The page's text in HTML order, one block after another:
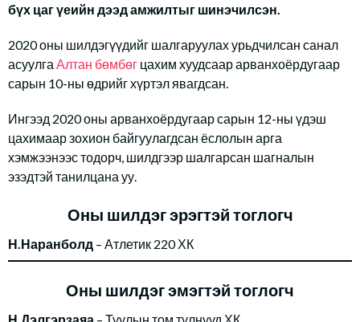
бүх цаг үеийн дээд амжилтыг шинэчилсэн.
2020 оны шилдэгүүдийг шалгаруулах урьдчилсан санал
асуулга Алтан бөмбөг цахим хуудсаар арванхоёрдугаар
сарын 10-ны өдрийг хүртэл явагдсан.
Ингээд 2020 оны арванхоёрдугаар сарын 12-ны үдэш
цахимаар зохион байгуулагдсан ёслолын арга
хэмжээнээс тодорч, шилдгээр шалгарсан шагналын
эзэдтэй танилцана уу.
Оны шилдэг эрэгтэй тоглогч
Н.Наранболд – Атлетик 220 ХК
Оны шилдэг эмэгтэй тоглогч